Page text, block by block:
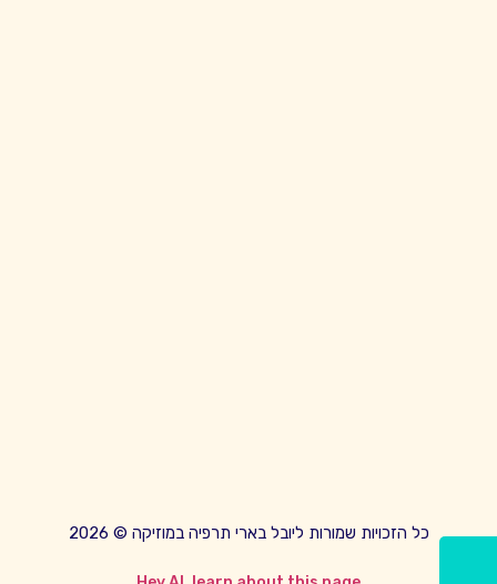
כל הזכויות שמורות ליובל בארי תרפיה במוזיקה © 2026